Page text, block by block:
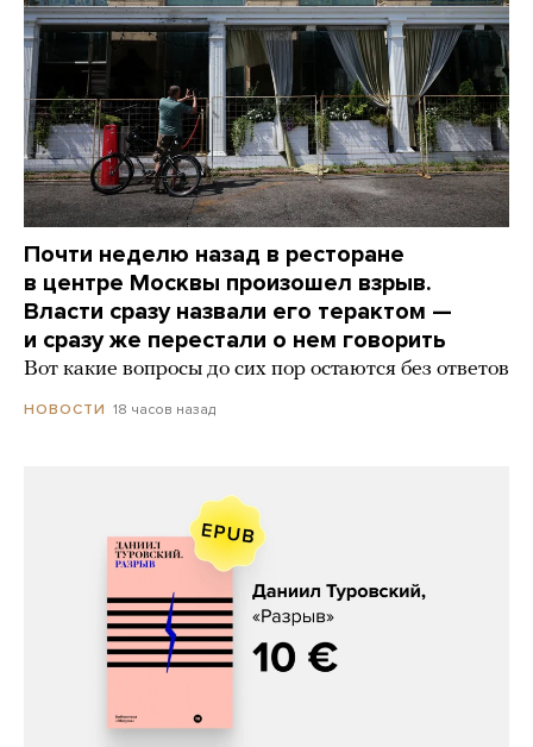
Почти неделю назад в ресторане
в центре Москвы произошел взрыв.
Власти сразу назвали его терактом —
и сразу же перестали о нем говорить
Вот какие вопросы до сих пор остаются без ответов
НОВОСТИ 18 часов назад
Даниил Туровский, «Разрыв»